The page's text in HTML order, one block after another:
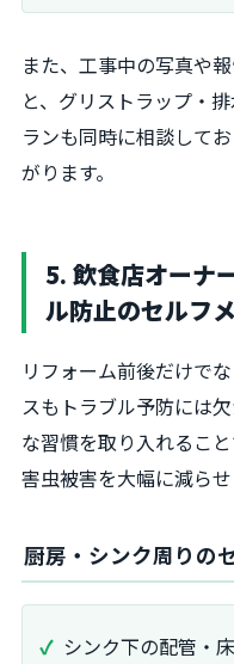
また、工事中の写真や
と、グリストラップ・
ランも同時に相談して
がります。
5. 飲食店オーナ
ル防止のセルフ
リフォーム前後だけで
スもトラブル予防には
な習慣を取り入れるこ
害虫被害を大幅に減らせ
厨房・シンク周りの
シンク下の配管・